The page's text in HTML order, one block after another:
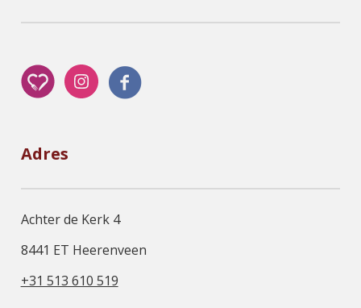
Adres
Achter de Kerk 4
8441 ET Heerenveen
+31 513 610 519